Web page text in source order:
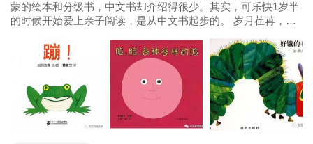
蒙的绘本和分级书，中文书却介绍得很少。其实，可乐快1岁半
的时候开始爱上亲子阅读，是从中文书起步的。 岁月荏苒，当
写成长日记，点点滴滴都记录在word文档里，现在回去翻看，
真的感觉是满满的回忆...